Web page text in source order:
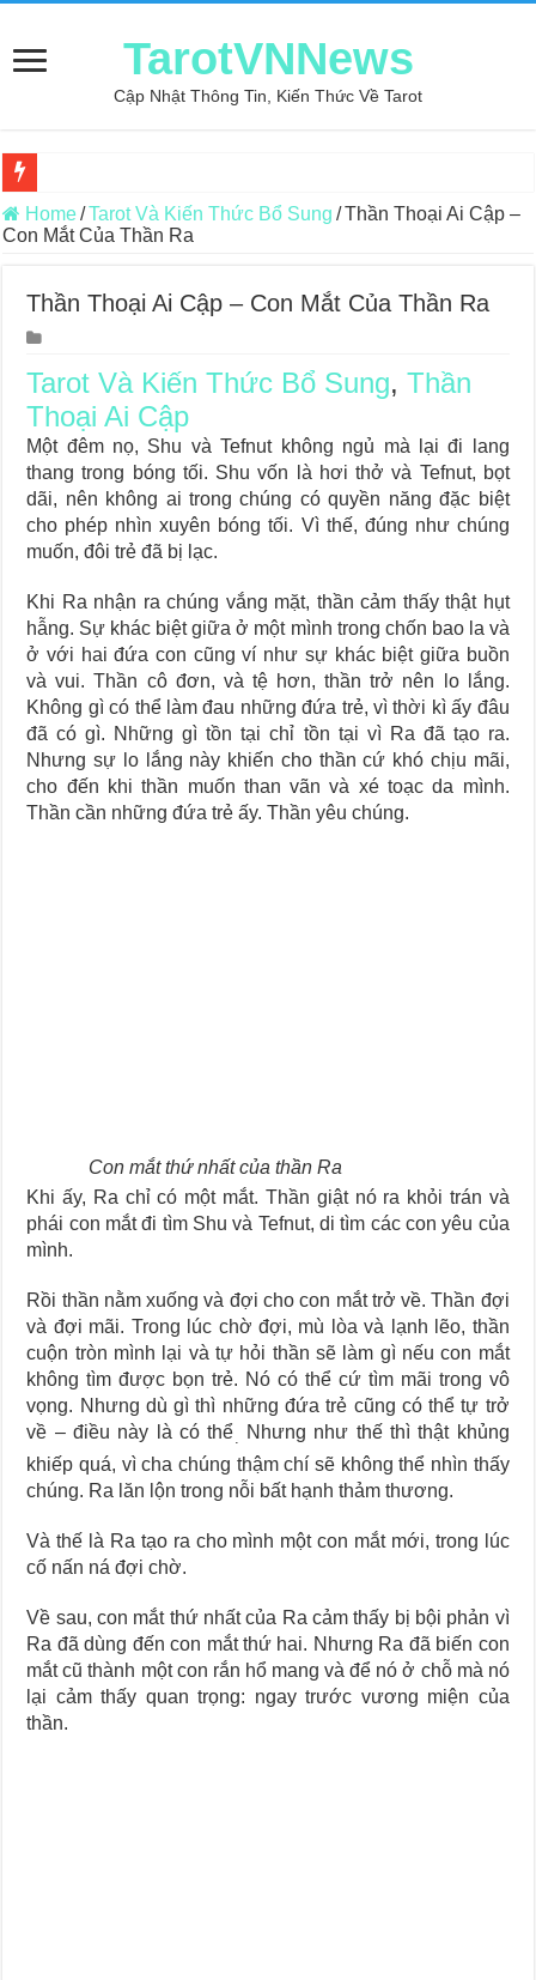
TarotVNNews
Cập Nhật Thông Tin, Kiến Thức Về Tarot
Review may áo thun tại xưởng may Dony
Konxari Cards – Trải Nghiệm Kết Nối Với Thế Giới Tâm Linh
Querent Tìm Đến Nhiều Tarot Reader Nhưng Không Thấy Thỏa
Journey Of Love Oracle – Lá Số 70: Heaven
Journey Of Love Oracle – Lá Số 69: Contemplation
Journey Of Love Oracle – Lá Số 68: Drop Into Your Heart
Journey Of Love Oracle – Lá Số 67: The Swan
Journey Of Love Oracle – Lá Số 66: Coming Together
Home/Tarot Và Kiến Thức Bổ Sung /Thần Thoại Ai Cập –
Con Mắt Của Thần Ra
Thần Thoại Ai Cập – Con Mắt Của Thần Ra
Tarot Và Kiến Thức Bổ Sung,Thần
Thoại Ai Cập
Một đêm nọ, Shu và Tefnut không ngủ mà lại đi lang
thang trong bóng tối. Shu vốn là hơi thở và Tefnut, bọt
dãi, nên không ai trong chúng có quyền năng đặc biệt
cho phép nhìn xuyên bóng tối. Vì thế, đúng như chúng
muốn, đôi trẻ đã bị lạc.
Khi Ra nhận ra chúng vắng mặt, thần cảm thấy thật hụt
hẫng. Sự khác biệt giữa ở một mình trong chốn bao la và
ở với hai đứa con cũng ví như sự khác biệt giữa buồn
và vui. Thần cô đơn, và tệ hơn, thần trở nên lo lắng.
Không gì có thể làm đau những đứa trẻ, vì thời kì ấy đâu
đã có gì. Những gì tồn tại chỉ tồn tại vì Ra đã tạo ra.
Nhưng sự lo lắng này khiến cho thần cứ khó chịu mãi,
cho đến khi thần muốn than vãn và xé toạc da mình.
Thần cần những đứa trẻ ấy. Thần yêu chúng.
Con mắt thứ nhất của thần Ra
Khi ấy, Ra chỉ có một mắt. Thần giật nó ra khỏi trán và
phái con mắt đi tìm Shu và Tefnut, di tìm các con yêu của
mình.
Rồi thần nằm xuống và đợi cho con mắt trở về. Thần đợi
và đợi mãi. Trong lúc chờ đợi, mù lòa và lạnh lẽo, thần
cuộn tròn mình lại và tự hỏi thần sẽ làm gì nếu con mắt
không tìm được bọn trẻ. Nó có thể cứ tìm mãi trong vô
vọng. Nhưng dù gì thì những đứa trẻ cũng có thể tự trở
về – điều này là có thể. Nhưng như thế thì thật khủng
khiếp quá, vì cha chúng thậm chí sẽ không thể nhìn thấy
chúng. Ra lăn lộn trong nỗi bất hạnh thảm thương.
Và thế là Ra tạo ra cho mình một con mắt mới, trong lúc
cố nấn ná đợi chờ.
Về sau, con mắt thứ nhất của Ra cảm thấy bị bội phản vì
Ra đã dùng đến con mắt thứ hai. Nhưng Ra đã biến con
mắt cũ thành một con rắn hổ mang và để nó ở chỗ mà nó
lại cảm thấy quan trọng: ngay trước vương miện của
thần.